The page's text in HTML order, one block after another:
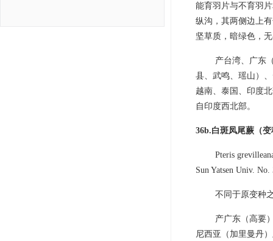
能育羽片与不育羽
纵沟，其两侧边上
坚草质，暗绿色，
产台湾、广东
县、武鸣、瑶山）
越南、泰国、印度
自印度西北部。
36b.白斑凤尾蕨（
Pteris
Sun Yatsen Univ.
不同于原变种
产广东（高要
尼西亚（加里曼丹